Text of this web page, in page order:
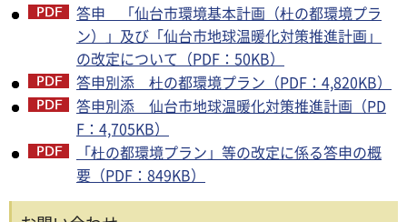
答申 「仙台市環境基本計画（杜の都環境プラ
ン）」及び「仙台市地球温暖化対策推進計画」
の改定について（PDF：50KB）
答申別添 杜の都環境プラン（PDF：4,820KB）
答申別添 仙台市地球温暖化対策推進計画（PD
F：4,705KB）
「杜の都環境プラン」等の改定に係る答申の概
要（PDF：849KB）